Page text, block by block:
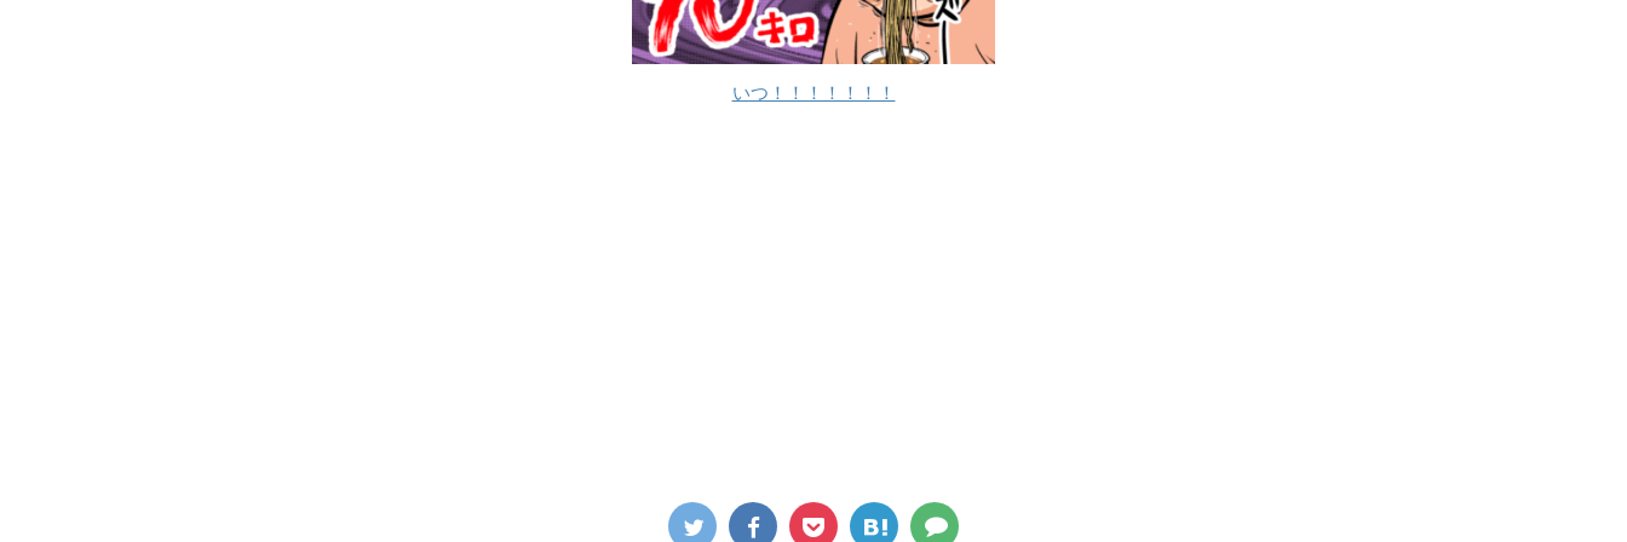
いつ！！！！！！！